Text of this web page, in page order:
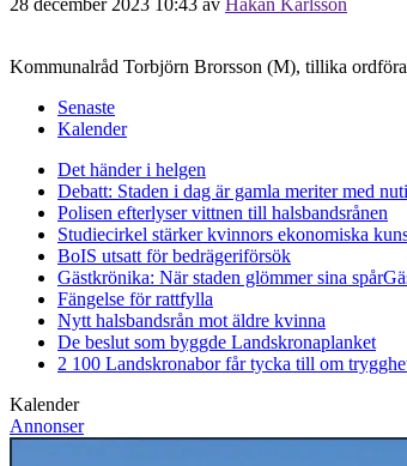
Kommunalråd Torbjörn Brorsson (M), tillika
Senaste
Kalender
Det händer i helgen
Debatt: Staden i dag är gamla meriter med
Polisen efterlyser vittnen till halsbandsrånen
Studiecirkel stärker kvinnors ekonomiska
BoIS utsatt för bedrägeriförsök
Gästkrönika: När staden glömmer sina spår
Fängelse för rattfylla
Nytt halsbandsrån mot äldre kvinna
De beslut som byggde Landskronaplanket
2 100 Landskronabor får tycka till om
Kalender
Annonser